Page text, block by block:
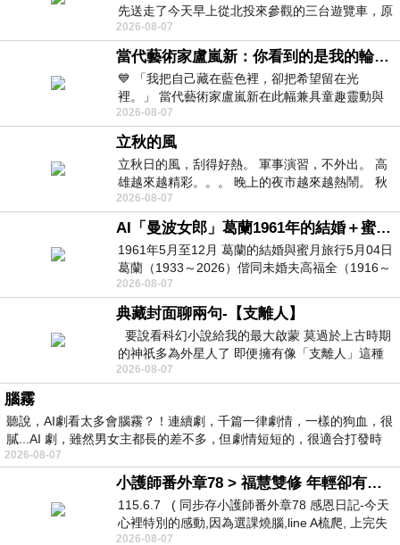
先送走了今天早上從北投來參觀的三台遊覽車，原
以為展場已經差不多要安靜下來，卻發
2026-08-07
當代藝術家盧嵐新：你看到的是我的輪廓，還是你的故事？——藏在藍色裡的希望與光
💙 「我把自己藏在藍色裡，卻把希望留在光
裡。」 當代藝術家盧嵐新在此幅兼具童趣靈動與
抽象韻味的新作中，用湛藍的羽翼般色塊包覆著
2026-08-07
立秋的風
立秋日的風，刮得好熱。 軍事演習，不外出。 高
雄越來越精彩。。。 晚上的夜市越來越熱鬧。 秋
天的風刮得很熱 夜遊消暑熱。。。
2026-08-07
AI「曼波女郎」葛蘭1961年的結婚＋蜜月旅行 #戀上老電影 #葛蘭 #粟子
1961年5月至12月 葛蘭的結婚與蜜月旅行5月04日
葛蘭（1933～2026）偕同未婚夫高福全（1916～
2004）乘郵輪赴倫敦6月15日於英國倫敦St.S
2026-08-07
典藏封面聊兩句-【支離人】
要說看科幻小說給我的最大啟蒙 莫過於上古時期
的神祇多為外星人了 即便擁有像「支離人」這種
驚世駭俗的神通法門 也未必讀
2026-08-07
腦霧
聽說，AI劇看太多會腦霧？！連續劇，千篇一律劇情，一樣的狗血，很
膩...AI 劇，雖然男女主都長的差不多，但劇情短短的，很適合打發時
2026-08-07
小護師番外章78 > 福慧雙修 年輕卻有個老靈魂 ㄑ金剛經〉podcast
115.6.7 ( 同步存小護師番外章78 感恩日記-今天
心裡特別的感動,因為選課燒腦,line A梳爬, 上完失
智課的她,特來傾
2026-08-07